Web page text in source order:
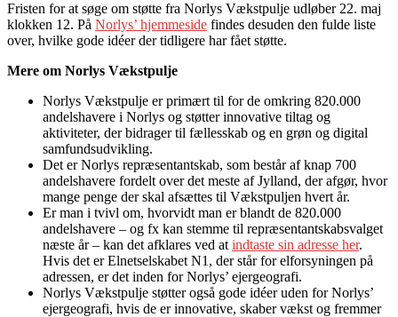
Fristen for at søge om støtte fra Norlys Vækstpulje udløber 22. maj
klokken 12. På Norlys’ hjemmeside findes desuden den fulde liste
over, hvilke gode idéer der tidligere har fået støtte.
Mere om Norlys Vækstpulje
Norlys Vækstpulje er primært til for de omkring 820.000
andelshavere i Norlys og støtter innovative tiltag og
aktiviteter, der bidrager til fællesskab og en grøn og digital
samfundsudvikling.
Det er Norlys repræsentantskab, som består af knap 700
andelshavere fordelt over det meste af Jylland, der afgør, hvor
mange penge der skal afsættes til Vækstpuljen hvert år.
Er man i tvivl om, hvorvidt man er blandt de 820.000
andelshavere – og fx kan stemme til repræsentantskabsvalget
næste år – kan det afklares ved at indtaste sin adresse her.
Hvis det er Elnetselskabet N1, der står for elforsyningen på
adressen, er det inden for Norlys’ ejergeografi.
Norlys Vækstpulje støtter også gode idéer uden for Norlys’
ejergeografi, hvis de er innovative, skaber vækst og fremmer